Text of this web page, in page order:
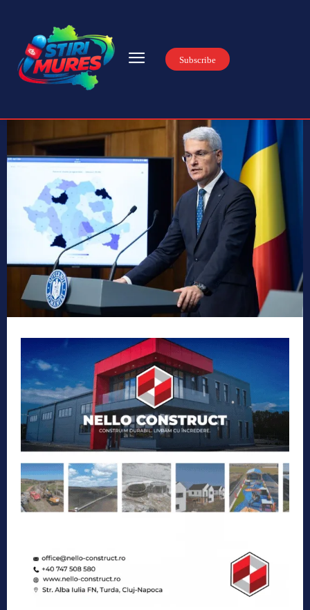
Subscribe